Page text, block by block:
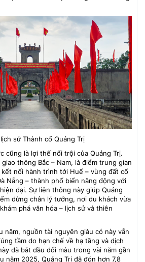
sử Thành cổ Quảng Trị
cũng là lợi thế nổi trội của Quảng Trị.
thông Bắc – Nam, là điểm trung gian
nối hành trình tới Huế – vùng đất cố
Nẵng – thành phố biển năng động với
đại. Sự liên thông này giúp Quảng
dừng chân lý tưởng, nơi du khách vừa
phá văn hóa – lịch sử và thiên
năm, nguồn tài nguyên giàu có này vẫn
tầm do hạn chế về hạ tầng và dịch
đã bắt đầu đổi màu trong vài năm gần
năm 2025, Quảng Trị đã đón hơn 7,8